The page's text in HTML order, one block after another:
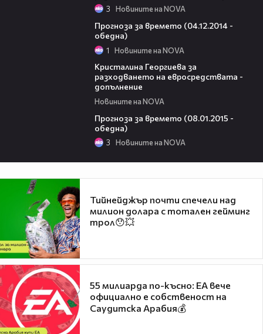
3 Новините на NOVA
Прогноза за времето (04.12.2014 -
обедна)
1 Новините на NOVA
Кристалина Георгиева за
разходването на евросредствата -
допълнение
Новините на NOVA
Прогноза за времето (08.01.2015 -
обедна)
3 Новините на NOVA
Тийнейджър почти спечели над
милион долара с тотален гейминг
трол😯💥
55 милиарда по-късно: EA вече
официално е собственост на
Саудитска Арабия💰